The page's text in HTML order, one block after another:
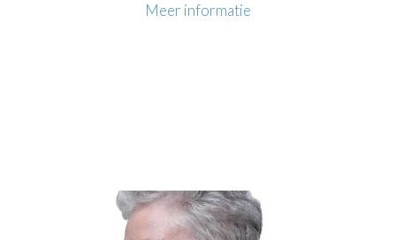
Meer informatie